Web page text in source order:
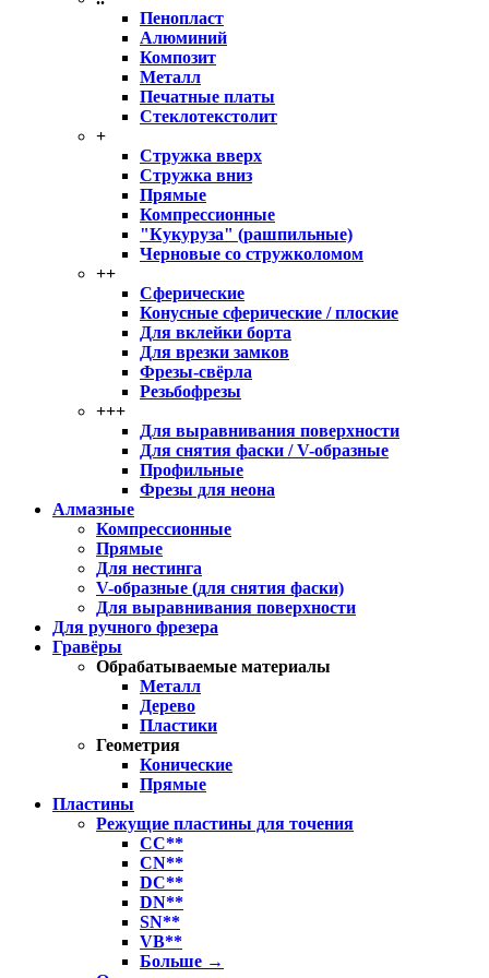
Пенопласт
Алюминий
Композит
Металл
Печатные платы
Стеклотекстолит
+
Стружка вверх
Стружка вниз
Прямые
Компрессионные
"Кукуруза" (рашпильные)
Черновые со стружколомом
++
Сферические
Конусные сферические / плоские
Для вклейки борта
Для врезки замков
Фрезы-свёрла
Резьбофрезы
+++
Для выравнивания поверхности
Для снятия фаски / V-образные
Профильные
Фрезы для неона
Алмазные
Компрессионные
Прямые
Для нестинга
V-образные (для снятия фаски)
Для выравнивания поверхности
Для ручного фрезера
Гравёры
Обрабатываемые материалы
Металл
Дерево
Пластики
Геометрия
Конические
Прямые
Пластины
Режущие пластины для точения
CC**
CN**
DC**
DN**
SN**
VB**
Больше →